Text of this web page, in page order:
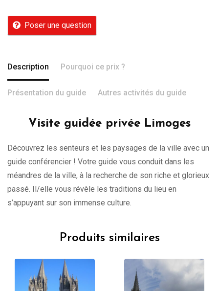
Poser une question
Description Pourquoi ce prix ?
Présentation du guide Autres activités du guide
Visite guidée privée Limoges
Découvrez les senteurs et les paysages de la ville avec un
guide conférencier ! Votre guide vous conduit dans les
méandres de la ville, à la recherche de son riche et glorieux
passé. Il/elle vous révèle les traditions du lieu en
s’appuyant sur son immense culture.
Produits similaires